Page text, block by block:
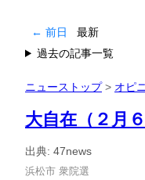
← 前日
最新
過去の記事一覧
ニューストップ> オピ
大自在（２月
出典: 47news
浜松市 衆院選